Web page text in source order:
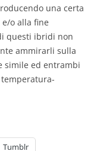
una certa
o alla fine
questi ibridi non
ammirarli sulla
simile ed entrambi
Tumblr